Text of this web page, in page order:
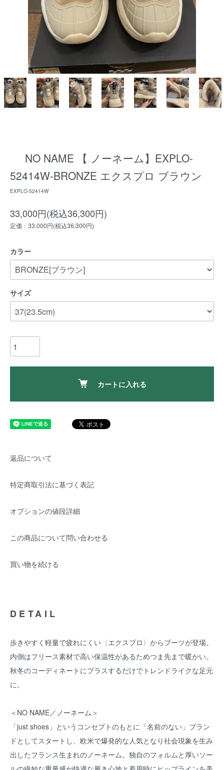
NO NAME 【 ノーネーム】EXPLO-
52414W-BRONZE エクスプロ ブラウン
EXPLO-52414W
33,000円(税込36,300円)
定価：33,000円(税込36,300円)
カラー
サイズ
カートに入れる
返品について
特定商取引法に基づく表記
オプションの値段詳細
この商品について問い合わせる
買い物を続ける
DETAIL
歩きやすく軽量で疲れにくい〈エクスプロ〉からブーツが登場。
内側はフリース素材で高い保温性があるためつま先まで暖かい。
秋冬のコーディネートにプラスするだけでトレンドライクな足元
に。
＜NO NAME／ノーネーム＞
「just shoes」というコンセプトのもとに「名前のない」ブラン
ドとしてスタートし、欧米で爆発的な人気となり社会現象を生み
出したフランス生まれのノーネーム。独自のフォルムと厚いソー